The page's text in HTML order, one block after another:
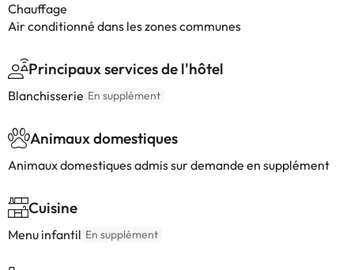
Chauffage
Air conditionné dans les zones communes
Principaux services de l'hôtel
Blanchisserie En supplément
Animaux domestiques
Animaux domestiques admis sur demande en supplément
Cuisine
Menu infantil En supplément